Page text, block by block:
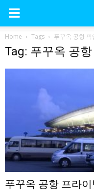
Home Tags 푸꾸옥 공항 픽
Tag: 푸꾸옥 공항
푸꾸옥 공항 프라